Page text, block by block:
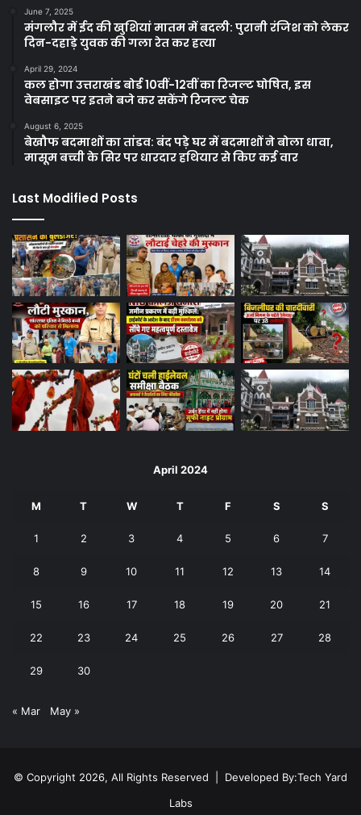
June 7, 2025
मंगलौर में ईद की खुशियां मातम में बदली: पुरानी रंजिश को लेकर
दिन-दहाड़े युवक की गला रेत कर हत्या
April 29, 2024
कल होगा उत्तराखंड बोर्ड 10वीं-12वीं का रिजल्ट घोषित, इस
वेबसाइट पर इतने बजे कर सकेंगे रिजल्ट चेक
August 6, 2025
बेखौफ बदमाशों का तांडव: बंद पड़े घर में बदमाशों ने बोला धावा,
मासूम बच्ची के सिर पर धारदार हथियार से किए कई वार
Last Modified Posts
April 2024
M T W T F S S
1 2 3 4 5 6 7
8 9 10 11 12 13 14
15 16 17 18 19 20 21
22 23 24 25 26 27 28
29 30
« Mar May »
© Copyright 2026, All Rights Reserved | Developed By:Tech Yard
Labs